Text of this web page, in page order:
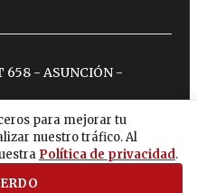
para mejorar tu
nuestro tráfico. Al
Política de privacidad.
658 - ASUNCIÓN -
youtubespotify